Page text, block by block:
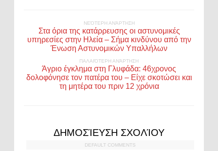
ΝΕΌΤΕΡΗ ΑΝΆΡΤΗΣΗ
Στα όρια της κατάρρευσης οι αστυνομικές
υπηρεσίες στην Ηλεία – Σήμα κινδύνου από την
Ένωση Αστυνομικών Υπαλλήλων
ΠΑΛΑΙΌΤΕΡΗ ΑΝΆΡΤΗΣΗ
Άγριο έγκλημα στη Γλυφάδα: 46χρονος
δολοφόνησε τον πατέρα του – Είχε σκοτώσει και
τη μητέρα του πριν 12 χρόνια
ΔΗΜΟΣΊΕΥΣΗ ΣΧΟΛΊΟΥ
DEFAULT COMMENTS